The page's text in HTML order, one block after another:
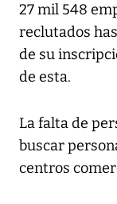
27 mil 548
reclutados
de su
de esta.
La falta de
buscar
centros